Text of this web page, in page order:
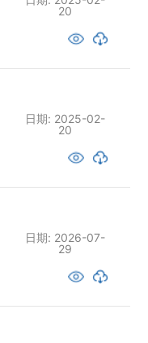
20
日期: 2025-02-
20
日期: 2026-07-
29